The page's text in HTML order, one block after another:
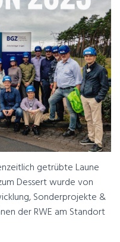
getrübte Laune
Dessert wurde von
Sonderprojekte &
der RWE am Standort